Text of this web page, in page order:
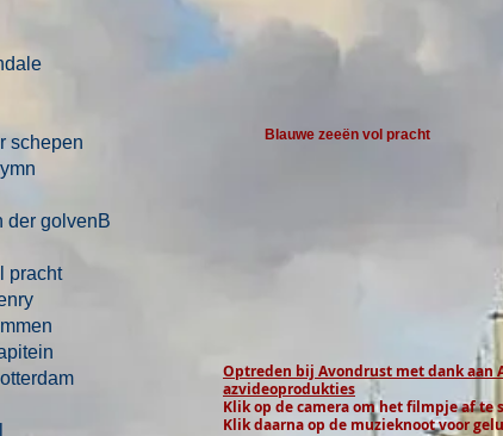
schepen
der golvenB
pracht
Blauwe zeeën vol pracht
Optreden bij Avondrust met dank aan
azvideoprodukties
Klik op de camera om het filmpje af te
Klik daarna op de muzieknoot voor